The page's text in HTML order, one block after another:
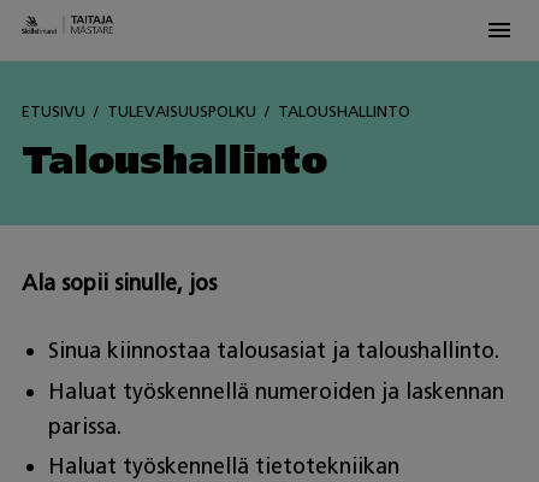
ETUSIVU TULEVAISUUSPOLKU TALOUSHALLINTO
Taloushallinto
Ala sopii sinulle, jos
Sinua kiinnostaa talousasiat ja taloushallinto.
Haluat työskennellä numeroiden ja laskennan
parissa.
Haluat työskennellä tietotekniikan